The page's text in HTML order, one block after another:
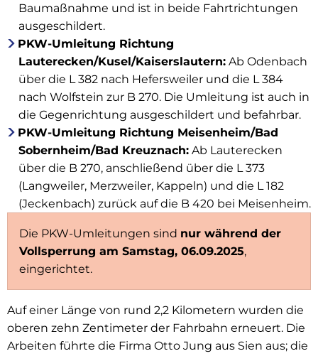
Baumaßnahme und ist in beide Fahrtrichtungen
ausgeschildert.
PKW-Umleitung Richtung
Lauterecken/Kusel/Kaiserslautern: Ab Odenbach
über die L 382 nach Hefersweiler und die L 384
nach Wolfstein zur B 270. Die Umleitung ist auch in
die Gegenrichtung ausgeschildert und befahrbar.
PKW-Umleitung Richtung Meisenheim/Bad
Sobernheim/Bad Kreuznach: Ab Lauterecken
über die B 270, anschließend über die L 373
(Langweiler, Merzweiler, Kappeln) und die L 182
(Jeckenbach) zurück auf die B 420 bei Meisenheim.
Die PKW-Umleitungen sind nur während der
Vollsperrung am Samstag, 06.09.2025,
eingerichtet.
Auf einer Länge von rund 2,2 Kilometern wurden die
oberen zehn Zentimeter der Fahrbahn erneuert. Die
Arbeiten führte die Firma Otto Jung aus Sien aus; die